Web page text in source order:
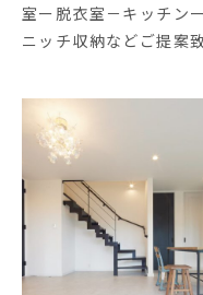
室ー脱衣室－キッチン
ニッチ収納などご提案